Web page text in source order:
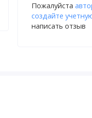
Пожалуйста
создайте
написать отзыв